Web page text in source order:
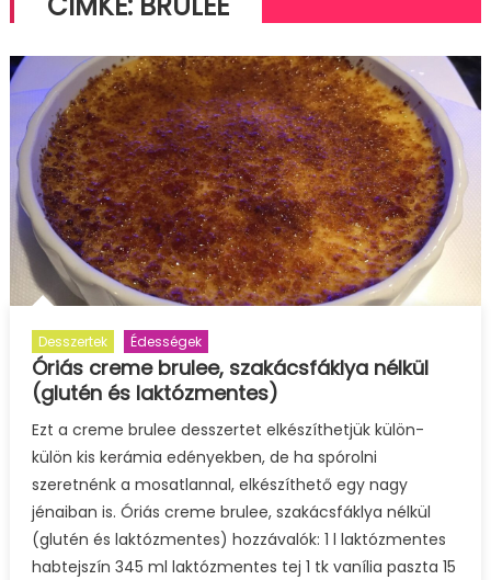
Desszertek Édességek
Óriás creme brulee, szakácsfáklya nélkül
(glutén és laktózmentes)
Ezt a creme brulee desszertet elkészíthetjük külön-
külön kis kerámia edényekben, de ha spórolni
szeretnénk a mosatlannal, elkészíthető egy nagy
jénaiban is. Óriás creme brulee, szakácsfáklya nélkül
(glutén és laktózmentes) hozzávalók: 1 l laktózmentes
habtejszín 345 ml laktózmentes tej 1 tk vanília paszta 15